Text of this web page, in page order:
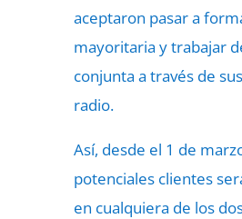
aceptaron pasar a
mayoritaria y trabajar
conjunta a través de
radio.
Así, desde el 1 de
potenciales clientes
en cualquiera de los